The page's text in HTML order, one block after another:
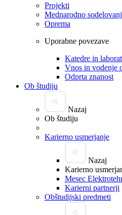
Projekti
Mednarodno
Oprema
Uporabne povezave
Katedre in
Vnos in vodenje
Odprta znanost
Ob študiju
Nazaj
Ob študiju
Karierno usmerjanje
Nazaj
Karierno
Mesec
Karierni partnerji
Obštudijski predmeti